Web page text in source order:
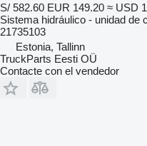
S/ 582.60 EUR 149.20 ≈ USD
Sistema hidráulico - unidad de
21735103
Estonia, Tallinn
TruckParts Eesti OÜ
Contacte con el vendedor